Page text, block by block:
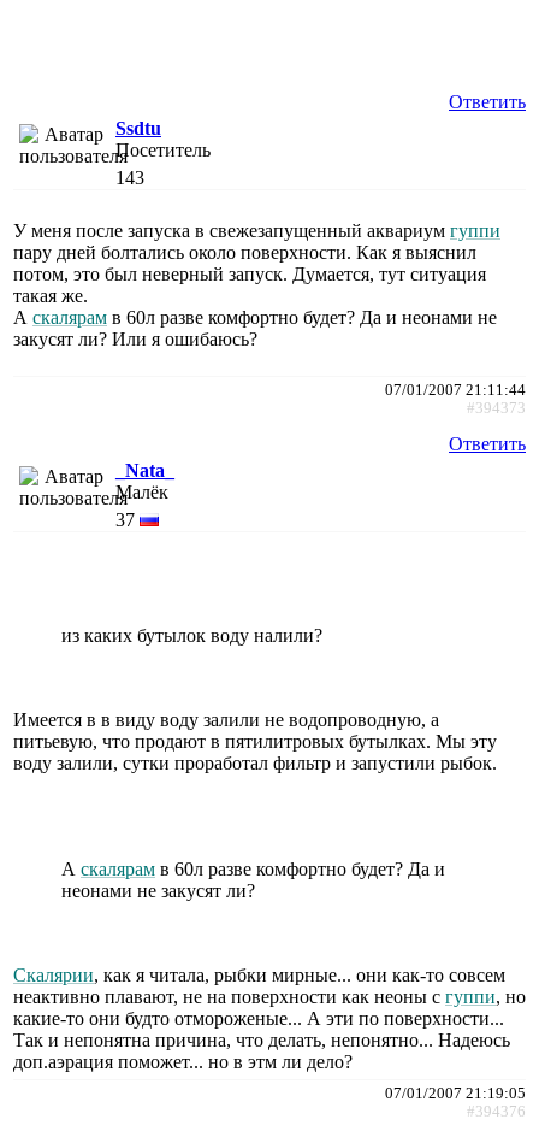
Ответить
Ssdtu
Посетитель
143
У меня после запуска в свежезапущенный аквариум гуппи
пару дней болтались около поверхности. Как я выяснил
потом, это был неверный запуск. Думается, тут ситуация
такая же.
А скалярам в 60л разве комфортно будет? Да и неонами не
закусят ли? Или я ошибаюсь?
07/01/2007 21:11:44
#394373
Ответить
_Nata_
Малёк
37
из каких бутылок воду налили?
Имеется в в виду воду залили не водопроводную, а
питьевую, что продают в пятилитровых бутылках. Мы эту
воду залили, сутки проработал фильтр и запустили рыбок.
А скалярам в 60л разве комфортно будет? Да и
неонами не закусят ли?
Скалярии, как я читала, рыбки мирные... они как-то совсем
неактивно плавают, не на поверхности как неоны с гуппи, но
какие-то они будто отмороженые... А эти по поверхности...
Так и непонятна причина, что делать, непонятно... Надеюсь
доп.аэрация поможет... но в этм ли дело?
07/01/2007 21:19:05
#394376